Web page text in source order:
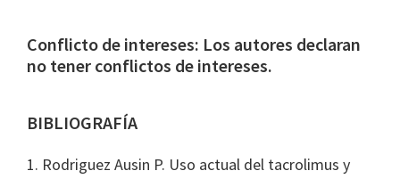
Conflicto de intereses: Los autores declaran
no tener conflictos de intereses.
BIBLIOGRAFÍA
1. Rodriguez Ausin P. Uso actual del tacrolimus y